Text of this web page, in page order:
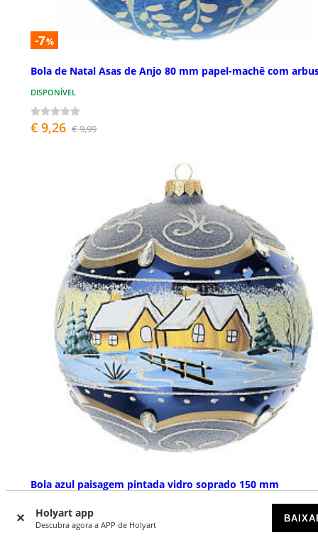
Holyart app
Descubra agora a APP de Holyart
-7%
Bola de Natal Asas de Anjo 80 mm papel-machê com
DISPONÍVEL
€ 9,26 € 9,99
Bola azul paisagem pintada vidro soprado 150 mm